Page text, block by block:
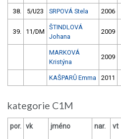
38. 5/U23 SRPOVÁ Stela 2006
39. 11/DM
ŠTINDLOVÁ
Johana
2009
MARKOVÁ
Kristýna
2009
KAŠPARŮ Emma 2011
kategorie C1M
por. vk jméno nar. vt